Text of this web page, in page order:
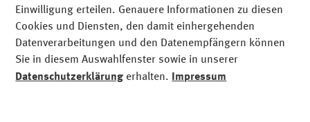
Sitemap
Cookies
Einwilligung erteilen. Genauere Informationen zu diesen
Cookies und Diensten, den damit einhergehenden
Datenverarbeitungen und den Datenempfängern können
Sie in diesem Auswahlfenster sowie in unserer
Datenschutzerklärung erhalten. Impressum